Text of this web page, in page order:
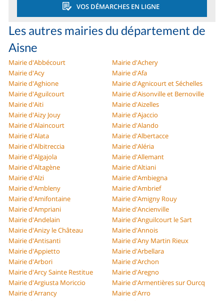
VOS DÉMARCHES EN LIGNE
Les autres mairies du département de
Aisne
Mairie d'Abbécourt
Mairie d'Achery
Mairie d'Acy
Mairie d'Afa
Mairie d'Aghione
Mairie d'Agnicourt et Séchelles
Mairie d'Aguilcourt
Mairie d'Aisonville et Bernoville
Mairie d'Aiti
Mairie d'Aizelles
Mairie d'Aizy Jouy
Mairie d'Ajaccio
Mairie d'Alaincourt
Mairie d'Alando
Mairie d'Alata
Mairie d'Albertacce
Mairie d'Albitreccia
Mairie d'Aléria
Mairie d'Algajola
Mairie d'Allemant
Mairie d'Altagène
Mairie d'Altiani
Mairie d'Alzi
Mairie d'Ambiegna
Mairie d'Ambleny
Mairie d'Ambrief
Mairie d'Amifontaine
Mairie d'Amigny Rouy
Mairie d'Ampriani
Mairie d'Ancienville
Mairie d'Andelain
Mairie d'Anguilcourt le Sart
Mairie d'Anizy le Château
Mairie d'Annois
Mairie d'Antisanti
Mairie d'Any Martin Rieux
Mairie d'Appietto
Mairie d'Arbellara
Mairie d'Arbori
Mairie d'Archon
Mairie d'Arcy Sainte Restitue
Mairie d'Aregno
Mairie d'Argiusta Moriccio
Mairie d'Armentières sur Ourcq
Mairie d'Arrancy
Mairie d'Arro